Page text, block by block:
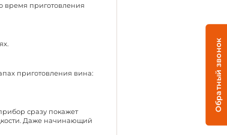
время приготовления
приготовления вина:
сразу покажет
Даже начинающий
Обратный звонок